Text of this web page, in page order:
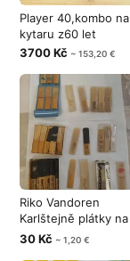
Player 40,kombo na
kytaru z60 let
3700 Kč ~ 153,20 €
Riko Vandoren
Karlštejně plátky na
saksofon
30 Kč ~ 1,20 €